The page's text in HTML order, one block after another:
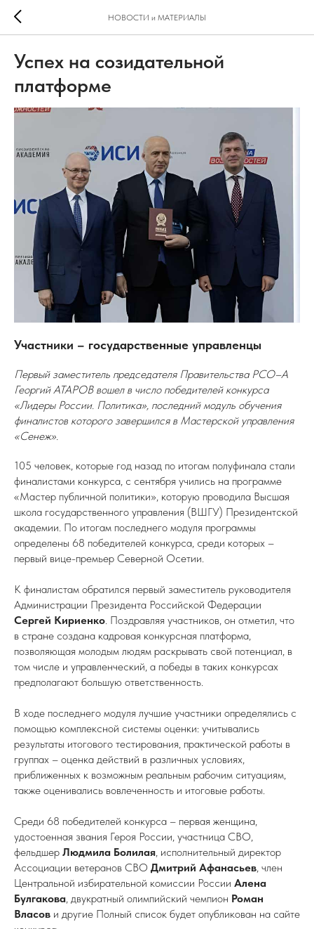
НОВОСТИ и МАТЕРИАЛЫ
Успех на созидательной
платформе
Участники – государственные управленцы
Первый заместитель председателя Правительства РСО–А
Георгий АТАРОВ вошел в число победителей конкурса
«Лидеры России. Политика», последний модуль обучения
финалистов которого завершился в Мастерской управления
«Сенеж».
105 человек, которые год назад по итогам полуфинала стали
финалистами конкурса, с сентября учились на программе
«Мастер публичной политики», которую проводила Высшая
школа государственного управления (ВШГУ) Президентской
академии. По итогам последнего модуля программы
определены 68 победителей конкурса, среди которых –
первый вице-премьер Северной Осетии.
К финалистам обратился первый заместитель руководителя
Администрации Президента Российской Федерации
Сергей Кириенко. Поздравляя участников, он отметил, что
в стране создана кадровая конкурсная платформа,
позволяющая молодым людям раскрывать свой потенциал, в
том числе и управленческий, а победы в таких конкурсах
предполагают большую ответственность.
В ходе последнего модуля лучшие участники определялись с
помощью комплексной системы оценки: учитывались
результаты итогового тестирования, практической работы в
группах – оценка действий в различных условиях,
приближенных к возможным реальным рабочим ситуациям,
также оценивались вовлеченность и итоговые работы.
Среди 68 победителей конкурса – первая женщина,
удостоенная звания Героя России, участница СВО,
фельдшер Людмила Болилая, исполнительный директор
Ассоциации ветеранов СВО Дмитрий Афанасьев, член
Центральной избирательной комиссии России Алена
Булгакова, двукратный олимпийский чемпион Роман
Власов и другие Полный список будет опубликован на сайте